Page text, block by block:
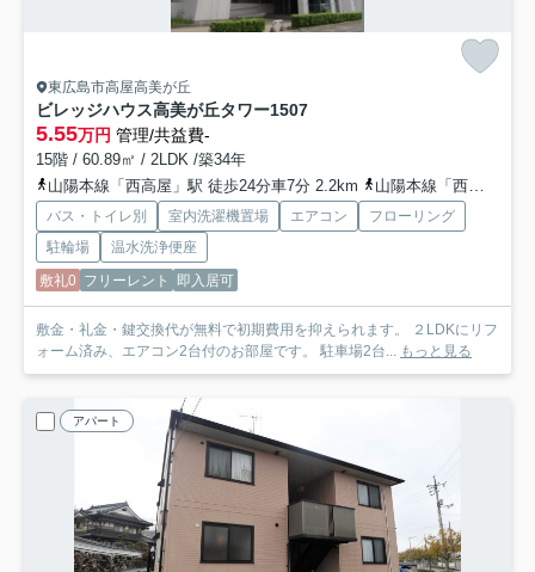
東広島市高屋高美が丘
ビレッジハウス高美が丘タワー1507
5.55万円 管理/共益費-
15階 / 60.89㎡ / 2LDK /築34年
山陽本線「西高屋」駅 徒歩24分車7分 2.2km
山陽本線「西条」駅 徒歩83分車16分 7.4km
バス・トイレ別 室内洗濯機置場 エアコン
フローリング
駐輪場
温水洗浄便座
敷礼0 フリーレント 即入居可
敷金・礼金・鍵交換代が無料で初期費用を抑えられます。 ２LDKにリフ
ォーム済み、エアコン2台付のお部屋です。 駐車場2台... もっと見る
アパート